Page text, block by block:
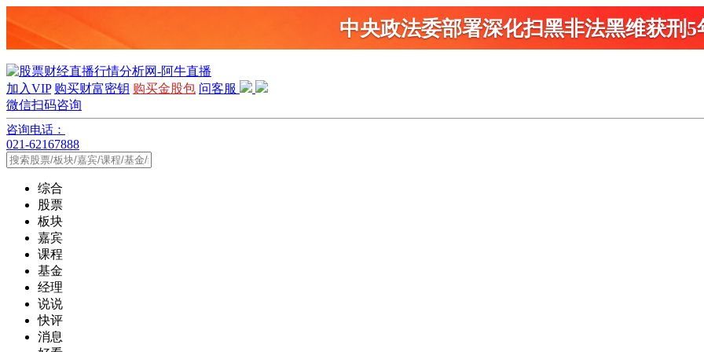
中央政法委部署深化扫黑非法黑维获刑5
加入VIP 购买财富密钥 购买金股包 问客服
微信扫码咨询
咨询电话：
021-62167888
综合
股票
板块
嘉宾
课程
基金
经理
说说
快评
消息